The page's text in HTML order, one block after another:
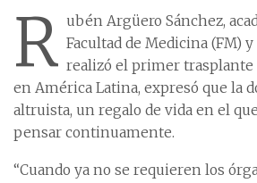
R ubén Argüero Sánchez,
Facultad de Medicina (FM)
realizó el primer trasplante
en América Latina, expresó que la
altruista, un regalo de vida en el
pensar continuamente.
“Cuando ya no se requieren los